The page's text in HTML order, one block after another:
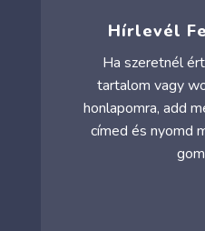
Hírlevél
Ha szeretnél
tartalom vagy
honlapomra, add
címed és nyomd